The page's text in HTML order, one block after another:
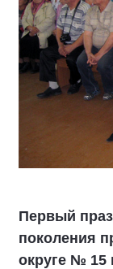
Первый
поколения
округе № 15